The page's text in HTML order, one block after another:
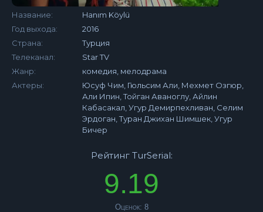
Название:
Hanım Köylü
Год выхода:
2016
Страна:
Турция
Телеканал:
Star TV
Жанр:
комедия, мелодрама
Актеры:
Юсуф Чим, Гюльсим Али, Мехмет Озгюр,
Али Ипин, Тойган Аваноглу, Айлин
Кабасакал, Угур Демирпехливан, Селим
Эрдоган, Туран Джихан Шимшек, Угур
Бичер
Рейтинг TurSerial:
9.19
Оценок: 8